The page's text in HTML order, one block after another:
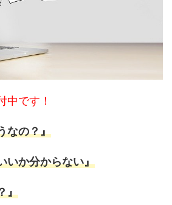
中です！
なの？』
いか分からない』
』